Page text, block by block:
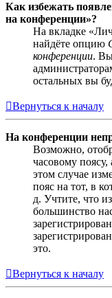
Как избежать
на конференции»?
На вкладке
найдёте опцию
конференции.
остальных вы
Вернуться к началу
На конференции
Возможно,
часовому
этом случае
пояс на тот, в
д. Учтите, что
большинство
это.
Вернуться к началу